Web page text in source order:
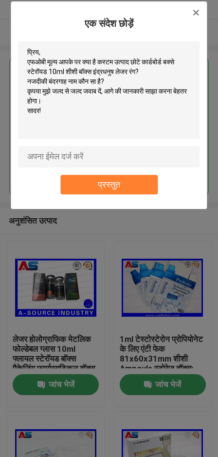
एक संदेश छोड़ें
प्रस्तुत
घर
हमारे बारे में
सबसे उत्तम प्रतिदान प्राप्त करें
अनुशंसित उत्पाद
लेजर होलोग्राफिक मेटलिक
फोल्डेबल ग्लास 10ml
फ्लायल स्टेरॉयड बॉक्स
पैकेजिंग फार्मास्यूटिकल बॉक्स
लेबल
जांच भेजें
1ml टेस्टोस्टेरोन प्रोपियोनेट
के लिए एंटी फेक
81x60x31mm शीशी
Ampoule स्टोरेज बॉक्स:
जांच भेजें